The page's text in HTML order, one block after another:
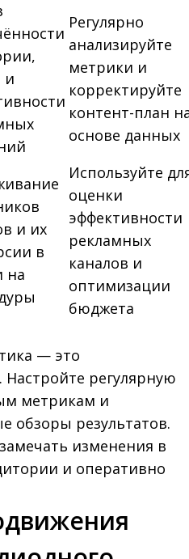
и
Регулярно
анализируйте
метрики и
корректируйте
контент-план
основе данных
и их
в
на
Используйте
оценки
эффективности
рекламных
каналов и
оптимизации
бюджета
— это
регулярную
метрикам и
обзоры результатов.
изменения в
и оперативно